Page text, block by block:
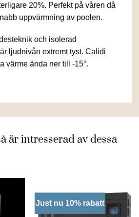
20%. Perfekt på våren då
uppvärmning av poolen.
och isolerad
ljudnivån extremt tyst. Calidi
värme ända ner till -15°.
är intresserad av dessa
Just nu 10% rabatt